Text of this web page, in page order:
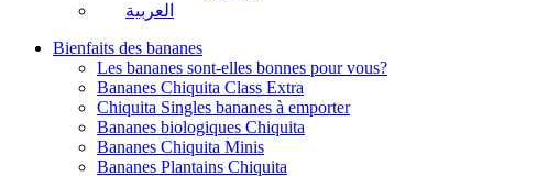
العربية
Bienfaits des bananes
Les bananes sont-elles bonnes pour vous?
Bananes Chiquita Class Extra
Chiquita Singles bananes à emporter
Bananes biologiques Chiquita
Bananes Chiquita Minis
Bananes Plantains Chiquita